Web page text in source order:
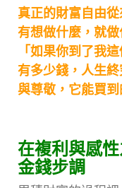
真正的財富自由
有想做什麼，就
「如果你到了我
有多少錢，人生
與尊敬，它能買
在複利與感
金錢步調